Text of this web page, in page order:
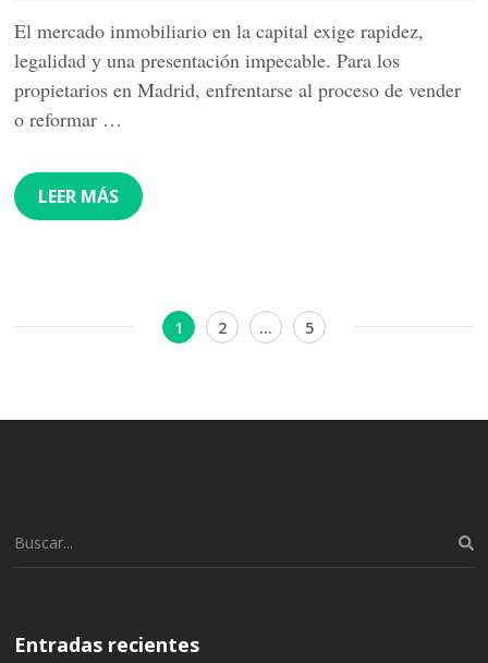
El mercado inmobiliario en la capital exige rapidez,
legalidad y una presentación impecable. Para los
propietarios en Madrid, enfrentarse al proceso de vender
o reformar …
LEER MÁS
Navegación
Página
1 Página
2 … Página
5
Buscar:
Entradas recientes